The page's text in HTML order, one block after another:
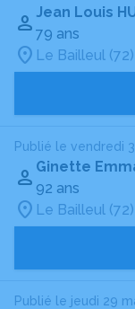
Jean Louis
79 ans
Le Bailleul (72)
Publié le vendredi
Ginette
92 ans
Le Bailleul (72)
Publié le jeudi 29